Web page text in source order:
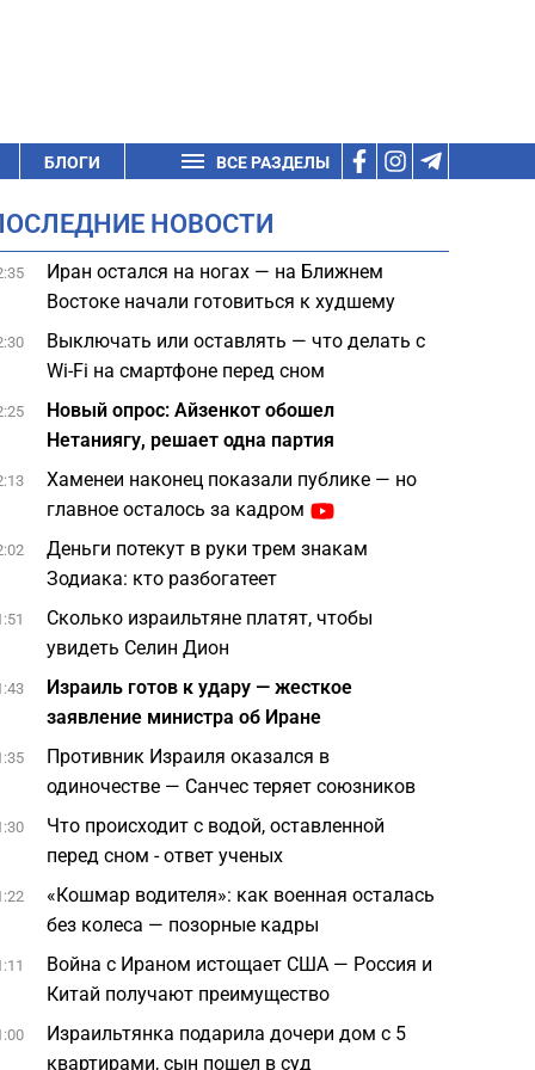
БЛОГИ ВСЕ РАЗДЕЛЫ
НОВОСТИ
Иран остался на ногах — на Ближнем
Востоке начали готовиться к худшему
Выключать или оставлять — что делать с
Wi-Fi на смартфоне перед сном
Новый опрос: Айзенкот обошел
Нетаниягу, решает одна партия
Хаменеи наконец показали публике — но
главное осталось за кадром
Деньги потекут в руки трем знакам
Зодиака: кто разбогатеет
Сколько израильтяне платят, чтобы
увидеть Селин Дион
Израиль готов к удару — жесткое
заявление министра об Иране
Противник Израиля оказался в
одиночестве — Санчес теряет союзников
Что происходит с водой, оставленной
перед сном - ответ ученых
«Кошмар водителя»: как военная осталась
без колеса — позорные кадры
Война с Ираном истощает США — Россия и
Китай получают преимущество
Израильтянка подарила дочери дом с 5
квартирами, сын пошел в суд